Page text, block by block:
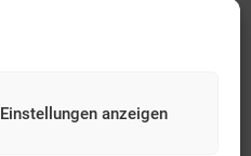
Einstellungen anzeigen